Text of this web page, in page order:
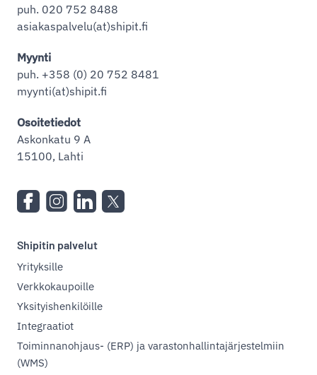
puh. 020 752 8488
asiakaspalvelu(at)shipit.fi
Myynti
puh. +358 (0) 20 752 8481
myynti(at)shipit.fi
Osoitetiedot
Askonkatu 9 A
15100, Lahti
Shipitin palvelut
Yrityksille
Verkkokaupoille
Yksityishenkilöille
Integraatiot
Toiminnanohjaus- (ERP) ja varastonhallintajärjestelmiin
(WMS)